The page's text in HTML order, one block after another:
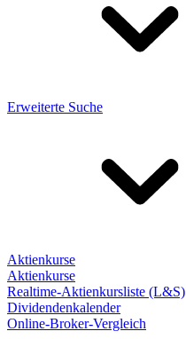
Erweiterte Suche
Aktienkurse
Aktienkurse
Realtime-Aktienkursliste (L&S)
Dividendenkalender
Online-Broker-Vergleich